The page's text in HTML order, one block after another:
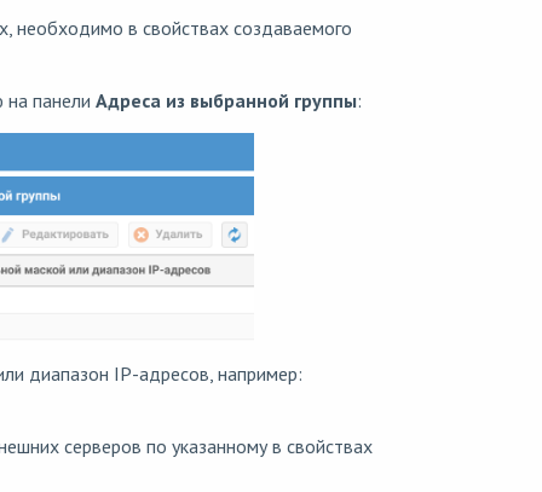
необходимо в свойствах создаваемого
панели Адреса из выбранной группы:
диапазон IP-адресов, например:
серверов по указанному в свойствах